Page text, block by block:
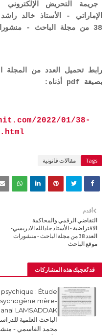
جريمة التحريض
الإماراتي - الأستاذ خالد
38 من مجلة الباحث - منشورات موقع الباحث
رابط تحميل العدد من المجلة
بصيغة pdf أذناه:
2022/01/38-
Tags مقالات قانونية
أقدم
التقاضي الرقمي والمحاكمة
الافتراضية - الأستاذ جادالله الادريسي-
العدد 38 من مجلة الباحث - منشورات
موقع الباحث
قد تُعجبك هذه المشاركات
: Étude
mère-
الباحث العلمية
محمد القاسمي -